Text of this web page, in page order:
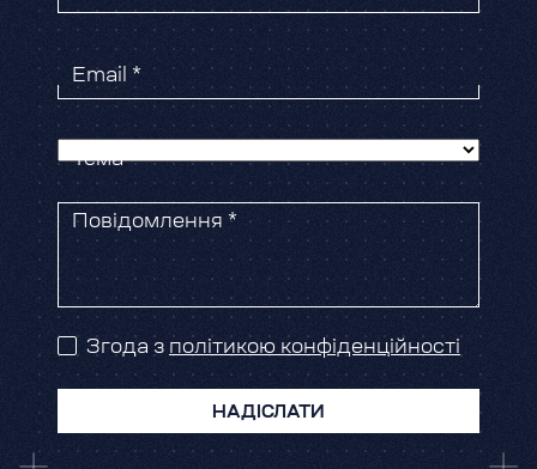
Email *
Тема *
Повідомлення *
Згода з політикою конфіденційності
НАДІСЛАТИ